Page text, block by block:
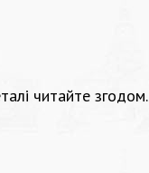
читайте згодом.